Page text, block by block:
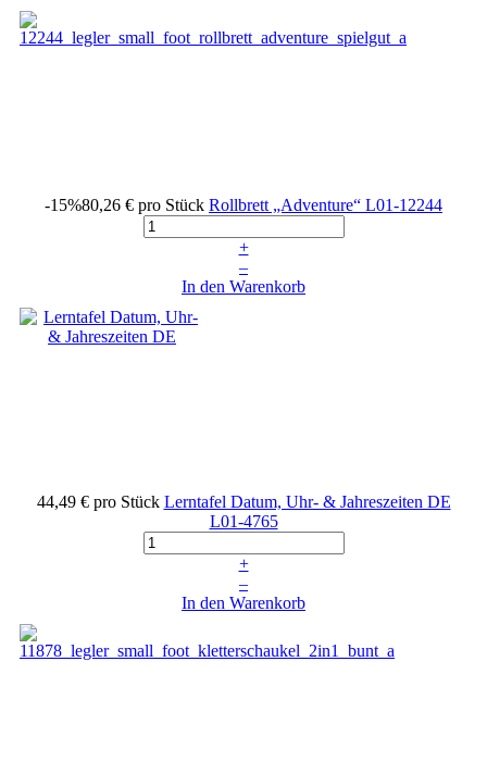
-15%80,26 € pro Stück Rollbrett „Adventure“ L01-12244
+
–
In den Warenkorb
44,49 € pro Stück Lerntafel Datum, Uhr- & Jahreszeiten DE
L01-4765
+
–
In den Warenkorb